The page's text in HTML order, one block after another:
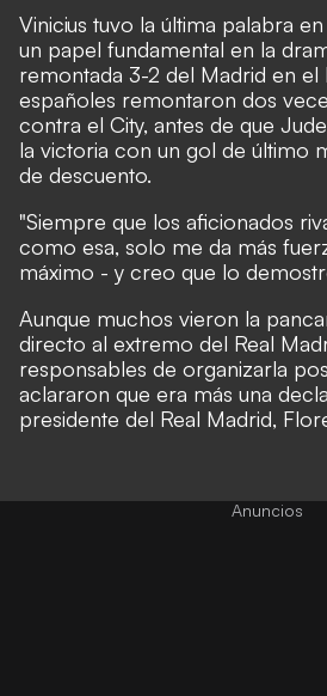
Vinicius tuvo la última palabra
un papel fundamental en la
remontada 3-2 del Madrid en el
españoles remontaron dos
contra el City, antes de que
la victoria con un gol de último
de descuento.
"Siempre que los aficionados
como esa, solo me da más
máximo - y creo que lo
Aunque muchos vieron la
directo al extremo del Real
responsables de organizarla
aclararon que era más una
presidente del Real Madrid,